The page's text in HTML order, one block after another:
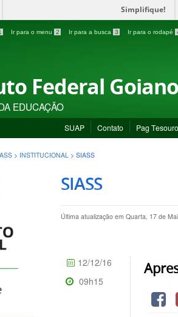
Simplifique!
Ir para o menu 2 Ir para a busca 3 Ir para o rodapé
Federal Goiano
EDUCAÇÃO
SUAP Contato Pag Tesouro
> INSTITUCIONAL > SIASS
SIASS
Última atualização em Quarta, 17 de
12/12/16
09h15